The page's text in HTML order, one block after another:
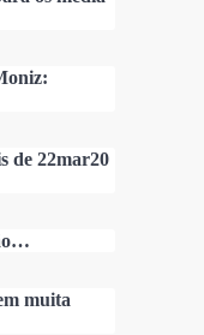
de 22mar20
muita